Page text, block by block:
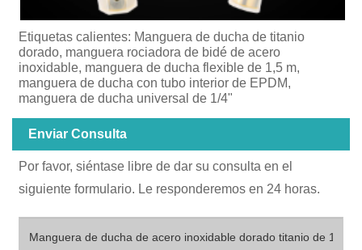
Etiquetas calientes: Manguera de ducha de titanio
dorado, manguera rociadora de bidé de acero
inoxidable, manguera de ducha flexible de 1,5 m,
manguera de ducha con tubo interior de EPDM,
manguera de ducha universal de 1/4"
Enviar Consulta
Por favor, siéntase libre de dar su consulta en el
siguiente formulario. Le responderemos en 24 horas.